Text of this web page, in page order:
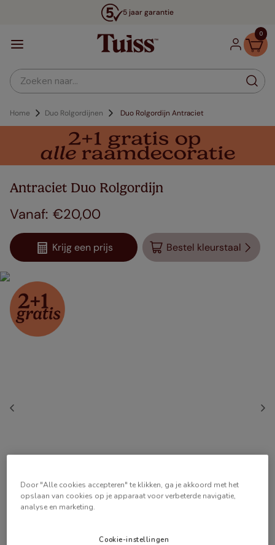
5 jaar garantie
0
Zoeken naar...
Home Duo Rolgordijnen Duo Rolgordijn Antraciet
Antraciet Duo Rolgordijn
€20,00
Krijg een prijs Bestel kleurstaal
Door "Alle cookies accepteren" te klikken, ga je akkoord met het
opslaan van cookies op je apparaat voor verbeterde navigatie,
analyse en marketing.
Cookie-instellingen